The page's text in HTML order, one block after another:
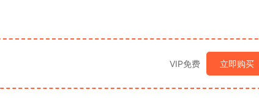
VIP免费 立即购买